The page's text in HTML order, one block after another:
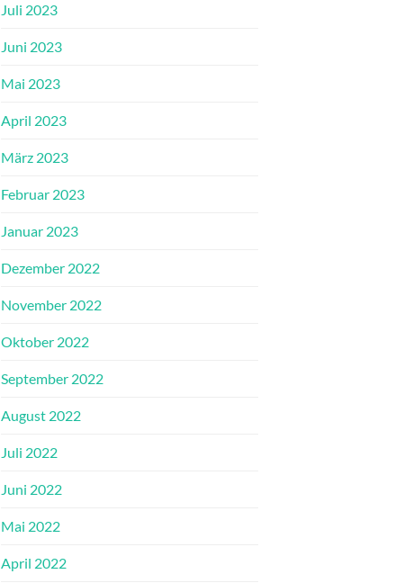
Juli 2023
Juni 2023
Mai 2023
April 2023
März 2023
Februar 2023
Januar 2023
Dezember 2022
November 2022
Oktober 2022
September 2022
August 2022
Juli 2022
Juni 2022
Mai 2022
April 2022